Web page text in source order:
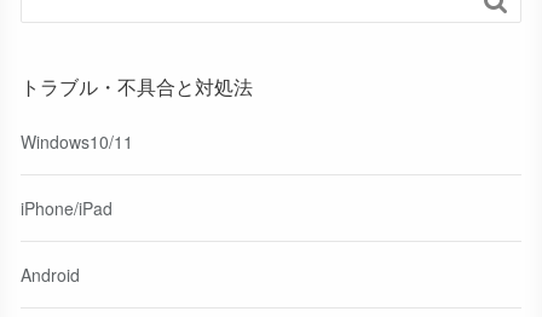
トラブル・不具合と対処法
Windows10/11
iPhone/iPad
Android